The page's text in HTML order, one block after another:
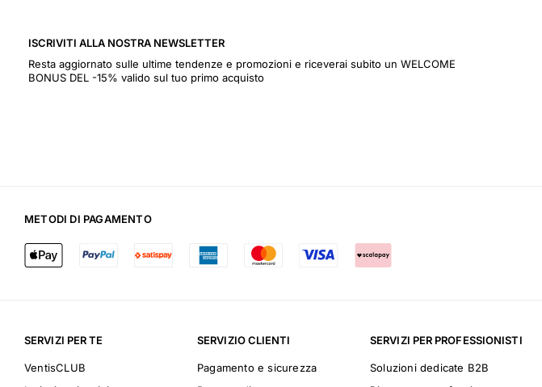
ISCRIVITI ALLA NOSTRA NEWSLETTER
Resta aggiornato sulle ultime tendenze e promozioni e riceverai subito un WELCOME
BONUS DEL -15% valido sul tuo primo acquisto
METODI DI PAGAMENTO
SERVIZI PER TE
VentisCLUB
SERVIZIO CLIENTI
Pagamento e sicurezza
SERVIZI PER PROFESSIONISTI
Soluzioni dedicate B2B